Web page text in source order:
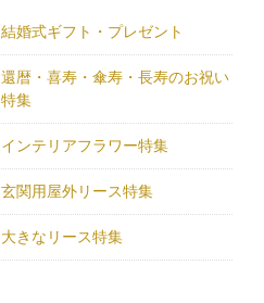
結婚式ギフト・プレゼント
還暦・喜寿・傘寿・長寿のお祝い
特集
インテリアフラワー特集
玄関用屋外リース特集
大きなリース特集